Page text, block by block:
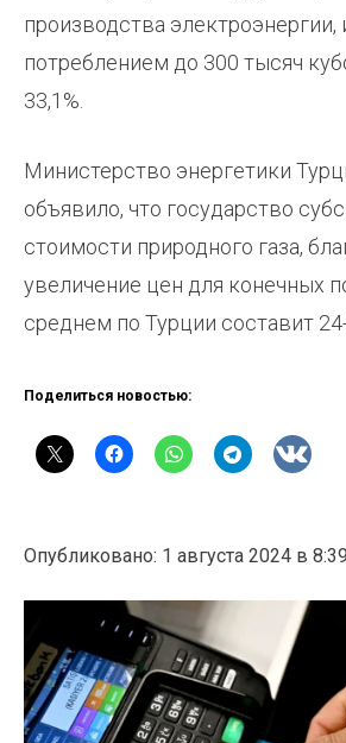
производства
потреблением до 300 тысяч
33,1%.
Министерство энергетики
объявило, что государство
стоимости природного газа,
увеличение цен для конечных
среднем по Турции составит 24-
Поделиться новостью:
Опубликовано: 1 августа 2024 в 8:39